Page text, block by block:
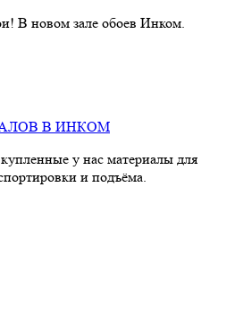
В новом зале обоев Инком.
В ИНКОМ
у нас материалы для
и подъёма.